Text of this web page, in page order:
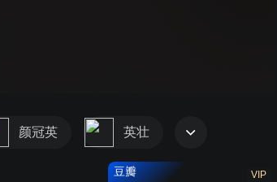
颜冠英 英壮
VIP
豆瓣